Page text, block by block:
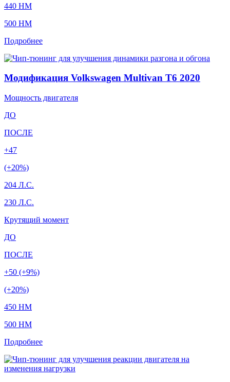
440 HM
500 HM
Подробнее
Модификация Volkswagen Multivan T6 2020
Мощность двигателя
ДО
ПОСЛЕ
+47
(+20%)
204 Л.С.
230 Л.С.
Крутящий момент
ДО
ПОСЛЕ
+50 (+9%)
(+20%)
450 HM
500 HM
Подробнее